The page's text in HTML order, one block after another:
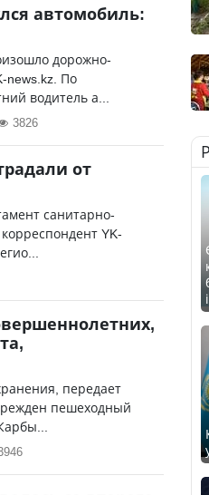
автомобиль:
дорожно-
news.kz. По
водитель а...
3826
от
санитарно-
YK-
передает
пешеходный